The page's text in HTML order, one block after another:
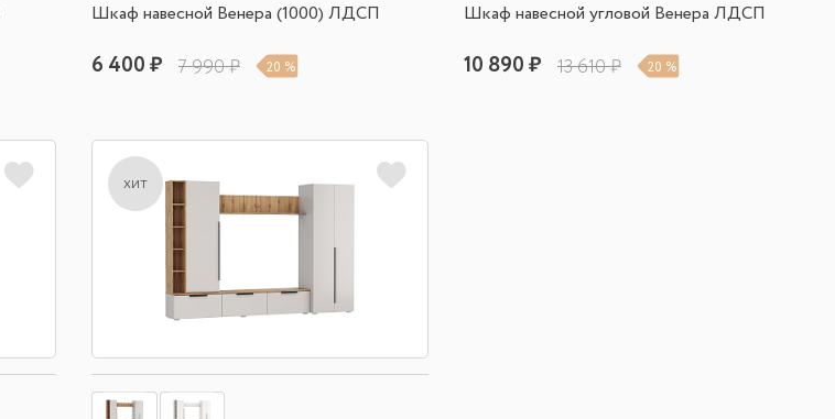
Шкаф навесной Венера (1000) ЛДСП
6 400 ₽ 7 990 ₽ 20 %
Шкаф навесной угловой Венера ЛДСП
10 890 ₽ 13 610 ₽ 20 %
хит